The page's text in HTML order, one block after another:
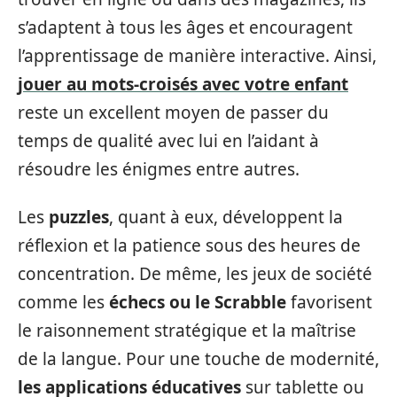
s’adaptent à tous les âges et encouragent
l’apprentissage de manière interactive. Ainsi,
jouer au mots-croisés avec votre enfant
reste un excellent moyen de passer du
temps de qualité avec lui en l’aidant à
résoudre les énigmes entre autres.
Les puzzles, quant à eux, développent la
réflexion et la patience sous des heures de
concentration. De même, les jeux de société
comme leséchecs ou le Scrabblefavorisent
le raisonnement stratégique et la maîtrise
de la langue. Pour une touche de modernité,
les applications éducatives sur tablette ou